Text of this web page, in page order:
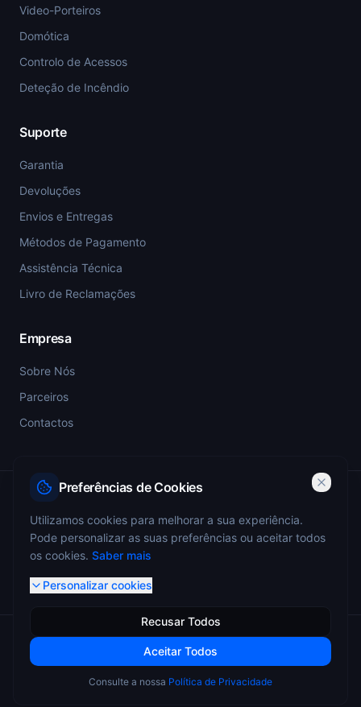
Video-Porteiros
Domótica
Controlo de Acessos
Deteção de Incêndio
Suporte
Garantia
Devoluções
Envios e Entregas
Métodos de Pagamento
Assistência Técnica
Livro de Reclamações
Empresa
Sobre Nós
Parceiros
Contactos
ANEPC — Portaria 773/2009 — Registo nº 4349
© 2026 Miguel Monteiro - Sistemas de Segurança. Todos os
direitos reservados.
Preferências de Cookies
Utilizamos cookies para melhorar a sua experiência.
Pode personalizar as suas preferências ou aceitar todos
os cookies. Saber mais
Personalizar cookies
Recusar Todos
Aceitar Todos
Consulte a nossa Política de Privacidade